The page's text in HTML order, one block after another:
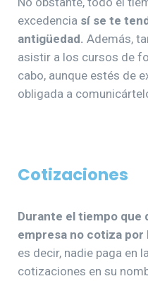
excedencia sí se te
antigüedad. Además,
asistir a los cursos de
cabo, aunque estés de
obligada a
Cotizaciones
Durante el tiempo que
empresa no cotiza por
es decir, nadie paga en
cotizaciones en su